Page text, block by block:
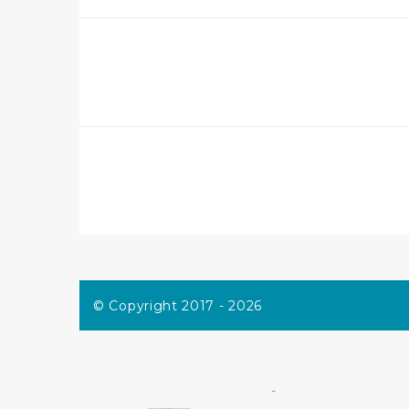
© Copyright 2017 - 2026
-